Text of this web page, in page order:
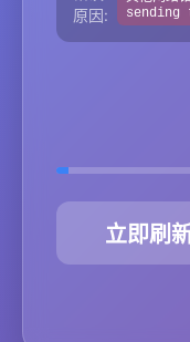
原因:
sending
立即刷